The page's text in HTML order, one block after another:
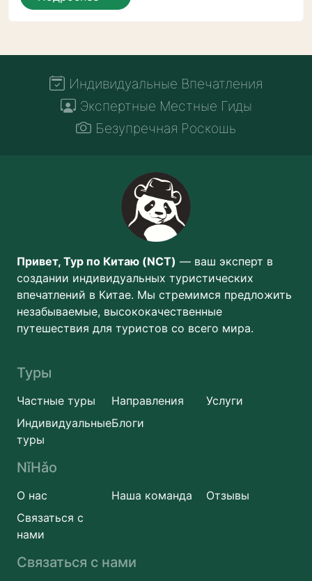
Индивидуальные Впечатления
Экспертные Местные Гиды
Безупречная Роскошь
Привет, Тур по Китаю (NCT) — ваш эксперт в
создании индивидуальных туристических
впечатлений в Китае. Мы стремимся предложить
незабываемые, высококачественные
путешествия для туристов со всего мира.
Туры
Частные туры Направления
Услуги
Индивидуальные
туры
Блоги
NǐHǎo
О нас Наша команда
Отзывы
Связаться с
нами
Связаться с нами